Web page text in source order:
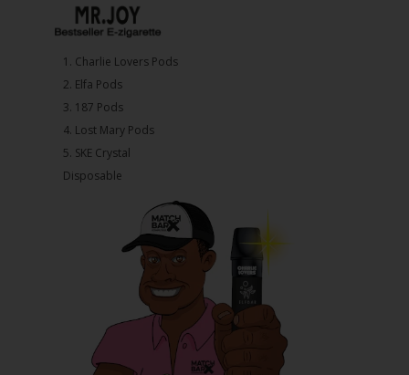
1.⁠ ⁠Charlie Lovers Pods
2.⁠ ⁠⁠Elfa Pods
3.⁠ ⁠⁠187 Pods
4.⁠ ⁠⁠Lost Mary Pods
5.⁠ ⁠⁠SKE Crystal
Disposable